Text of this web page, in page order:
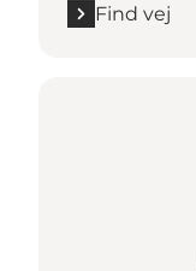
Find vej